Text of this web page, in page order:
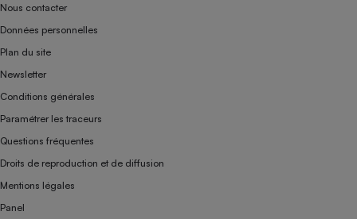
Nous contacter
Données personnelles
Plan du site
Newsletter
Conditions générales
Paramétrer les traceurs
Questions fréquentes
Droits de reproduction et de diffusion
Mentions légales
Panel